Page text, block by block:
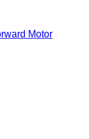
Motor